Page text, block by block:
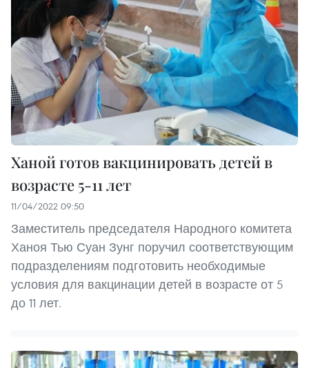
Ханой готов вакцинировать детей в
возрасте 5-11 лет
11/04/2022 09:50
Заместитель председателя Народного комитета
Ханоя Тью Суан Зунг поручил соответствующим
подразделениям подготовить необходимые
условия для вакцинации детей в возрасте от 5
до 11 лет.